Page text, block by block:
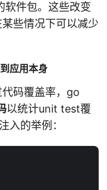
软件包。这些改变
些情况下可以减少
应用本身
码覆盖率，go
以统计unit test覆
入的举例：